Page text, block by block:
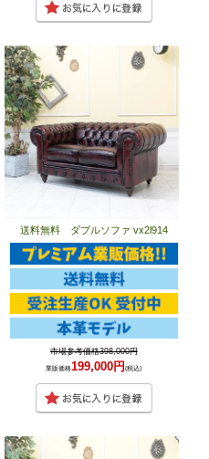
送料無料 ダブルソファ vx2l914
市場参考価格398,000円
業販価格199,000円(税込)